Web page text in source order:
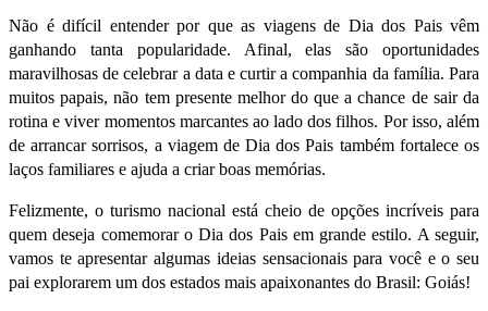
Não é difícil entender por que as viagens de Dia dos Pais vêm
ganhando tanta popularidade. Afinal, elas são oportunidades
maravilhosas de celebrar a data e curtir a companhia da família. Para
muitos papais, não tem presente melhor do que a chance de sair da
rotina e viver momentos marcantes ao lado dos filhos. Por isso, além
de arrancar sorrisos, a viagem de Dia dos Pais também fortalece os
laços familiares e ajuda a criar boas memórias.
Felizmente, o turismo nacional está cheio de opções incríveis para
quem deseja comemorar o Dia dos Pais em grande estilo. A seguir,
vamos te apresentar algumas ideias sensacionais para você e o seu
pai explorarem um dos estados mais apaixonantes do Brasil: Goiás!